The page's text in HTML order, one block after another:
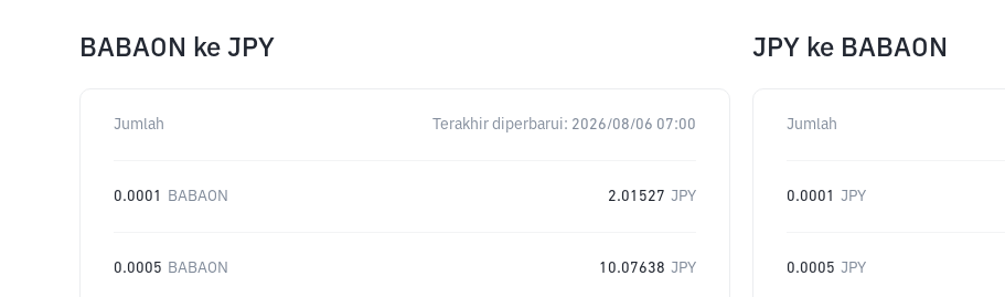
BABAON ke JPY
Jumlah Terakhir diperbarui: 2026/08/06 07:00
0.0001 BABAON 2.01527 JPY
0.0005 BABAON 10.07638 JPY
JPY ke BABAON
Jumlah
0.0001 JPY
0.0005 JPY